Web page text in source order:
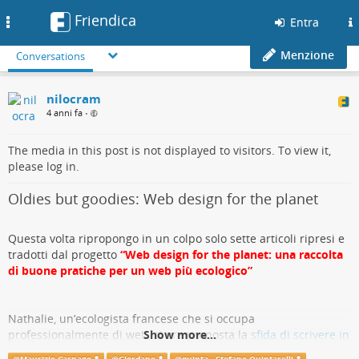
Friendica Entra
Conversations Menzione
nilocram
4 anni fa •
The media in this post is not displayed to visitors. To view it,
please log in.
Oldies but goodies: Web design for the planet
Questa volta ripropongo in un colpo solo sette articoli ripresi e
tradotti dal progetto “Web design for the planet: una raccolta
di buone pratiche per un web più ecologico”
Nathalie, un’ecologista francese che si occupa
professionalmente di web, si era proposta la sfida di scrivere in
30 giorni una serie di 30 articoli che si occupassero dei temi
Show more...